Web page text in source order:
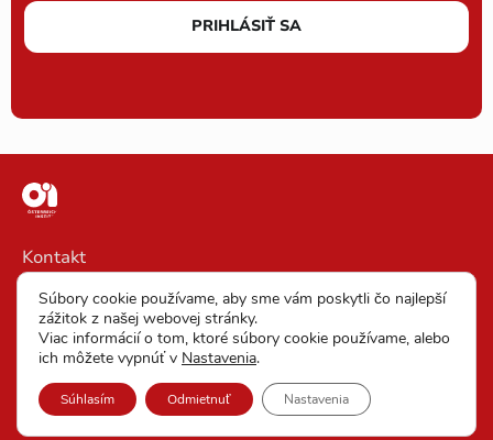
PRIHLÁSIŤ SA
Kontakt
Impressum
VOP
Nastavenia cookies
Súbory cookie používame, aby sme vám poskytli čo najlepší
zážitok z našej webovej stránky.
Viac informácií o tom, ktoré súbory cookie používame, alebo
ich môžete vypnúť v Nastavenia.
Súhlasím Odmietnuť Nastavenia